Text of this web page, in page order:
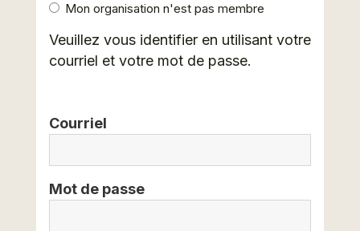
Mon organisation n'est pas membre
Veuillez vous identifier en utilisant votre
courriel et votre mot de passe.
Courriel
Mot de passe